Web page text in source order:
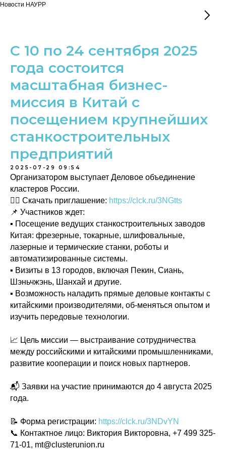
Новости НАУРР
С 10 по 24 сентября 2025
года состоится
масштабная бизнес-
миссия в Китай с
посещением крупнейших
станкостроительных
предприятий
2025-07-29 09:54
Организатором выступает Деловое объединение
кластеров России.
👉🏻 Скачать приглашение: https://clck.ru/3NGtts
📌 Участников ждет:
▪ Посещение ведущих станкостроительных заводов
Китая: фрезерные, токарные, шлифовальные,
лазерные и термические станки, роботы и
автоматизированные системы.
▪ Визиты в 13 городов, включая Пекин, Сиань,
Шэньчжэнь, Шанхай и другие.
▪ Возможность наладить прямые деловые контакты с
китайскими производителями, об-меняться опытом и
изучить передовые технологии.
📈 Цель миссии — выстраивание сотрудничества
между российскими и китайскими промышленниками,
развитие кооперации и поиск новых партнеров.
📬 Заявки на участие принимаются до 4 августа 2025
года.
📝 Форма регистрации: https://clck.ru/3NDvYN
📞 Контактное лицо: Виктория Викторовна, +7 499 325-
71-01, mt@clusterunion.ru
© 2015-2026 НАУРР. Все права защищены. При использовании материалов
Политика конфиденциальности
© 2015-2026 НАУРР. Все права защищены.
При использовании материалов ссылка на ROBOTUNION.RU — обязательна